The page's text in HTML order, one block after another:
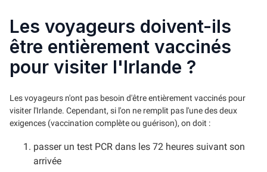
Les voyageurs doivent-ils
être entièrement vaccinés
pour visiter l'Irlande ?
Les voyageurs n'ont pas besoin d'être entièrement vaccinés pour
visiter l'Irlande. Cependant, si l'on ne remplit pas l'une des deux
exigences (vaccination complète ou guérison), on doit :
passer un test PCR dans les 72 heures suivant son
arrivée